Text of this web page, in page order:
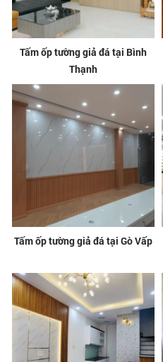
Tấm ốp tường giả đá tại Bình
Thạnh
Tấm ốp tường giả đá tại Gò Vấp